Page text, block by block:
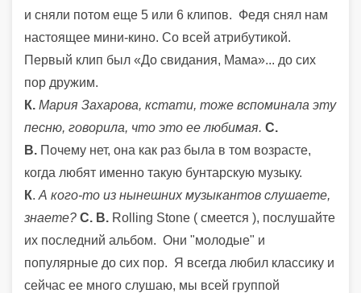
и сняли потом еще 5 или 6 клипов. Федя снял нам
настоящее мини-кино. Со всей атрибутикой.
Первый клип был «До свидания, Мама»... до сих
пор дружим.
К. Мария Захарова, кстати, тоже вспоминала эту
песню, говорила, что это ее любимая. С.
В. Почему нет, она как раз была в том возрасте,
когда любят именно такую бунтарскую музыку.
К. А кого-то из нынешних музыкантов слушаете,
знаете? С. В. Rolling Stone ( смеется ), послушайте
их последний альбом. Они "молодые" и
популярные до сих пор. Я всегда любил классику и
сейчас ее много слушаю, мы всей группой